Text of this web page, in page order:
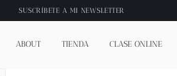
SUSCRÍBETE A MI NEWSLETTER
ABOUT TIENDA CLASE ONLINE